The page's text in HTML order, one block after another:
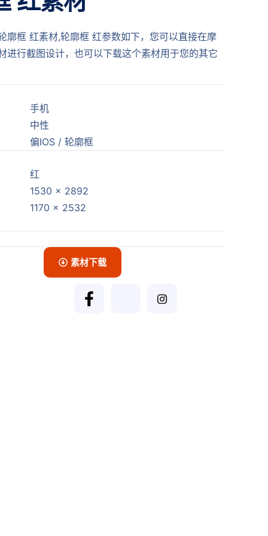
廓框 红素材,轮廓框 红参数如下，您可以直接在摩
进行截图设计，也可以下载这个素材用于您的其它
手机
中性
偏IOS / 轮廓框
红
1530 x 2892
1170 x 2532
素材下载